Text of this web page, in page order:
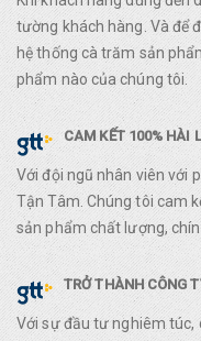
tường khách hàng. Và để
hệ thống cà trăm sản
phẩm nào của chúng tôi.
CAM KẾT 100% HÀI
Với đội ngũ nhân viên với
Tận Tâm. Chúng tôi cam
sản phẩm chất lượng,
TRỞ THÀNH CÔNG
Với sự đầu tư nghiêm